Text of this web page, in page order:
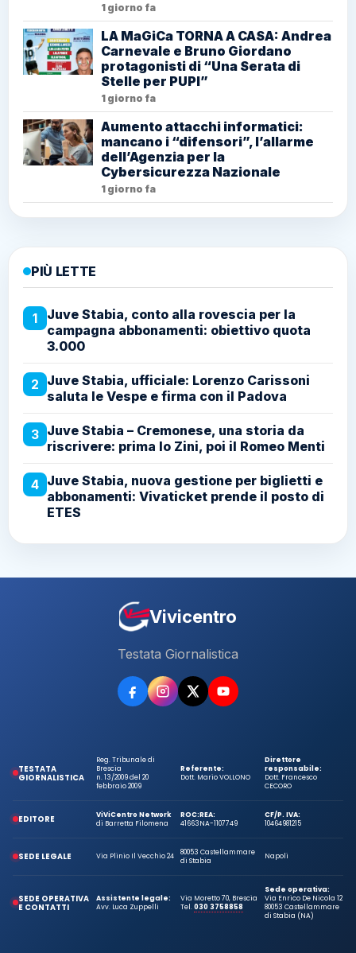
1 giorno fa
LA MaGiCa TORNA A CASA: Andrea
Carnevale e Bruno Giordano
protagonisti di “Una Serata di
Stelle per PUPI”
1 giorno fa
Aumento attacchi informatici:
mancano i “difensori”, l’allarme
dell’Agenzia per la
Cybersicurezza Nazionale
1 giorno fa
PIÙ LETTE
1
Juve Stabia, conto alla rovescia per la
campagna abbonamenti: obiettivo quota
3.000
2 Juve Stabia, ufficiale: Lorenzo Carissoni
saluta le Vespe e firma con il Padova
3 Juve Stabia – Cremonese, una storia da
riscrivere: prima lo Zini, poi il Romeo Menti
4 Juve Stabia, nuova gestione per biglietti e
abbonamenti: Vivaticket prende il posto di
ETES
Vivicentro
Testata Giornalistica
TESTATA
GIORNALISTICA
Reg. Tribunale di
Brescia
n. 13/2009 del 20
febbraio 2009
Referente:
Dott. Mario VOLLONO
Direttore
responsabile:
Dott. Francesco
CECORO
EDITORE
ViViCentro Network
di Barretta Filomena
ROC:
41663
REA:
NA-1107749
CF/P. IVA:
10464981215
SEDE LEGALE Via Plinio Il Vecchio 24
80053 Castellammare
di Stabia
Napoli
SEDE OPERATIVA
E CONTATTI
Assistente legale:
Avv. Luca Zuppelli
Via Moretto 70, Brescia
Tel.030 3758858
Sede operativa:
Via Enrico De Nicola 12
80053 Castellammare
di Stabia (NA)